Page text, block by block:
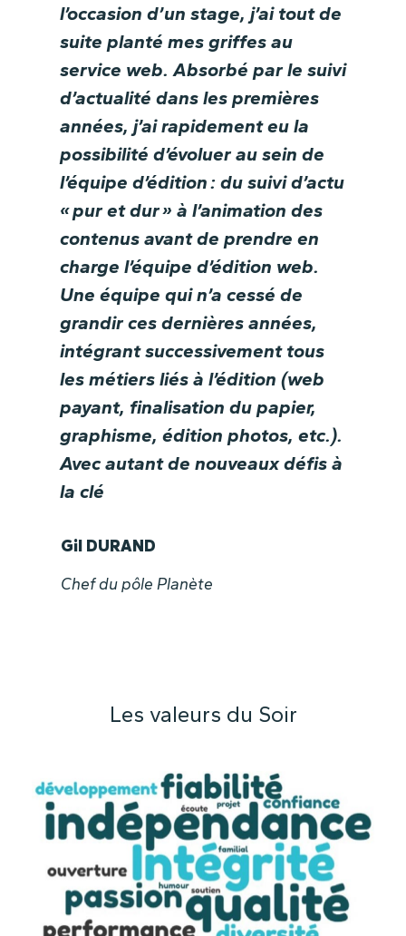
l’occasion d’un stage, j’ai tout de
suite planté mes griffes au
service web. Absorbé par le suivi
d’actualité dans les premières
années, j’ai rapidement eu la
possibilité d’évoluer au sein de
l’équipe d’édition : du suivi d’actu
« pur et dur » à l’animation des
contenus avant de prendre en
charge l’équipe d’édition web.
Une équipe qui n’a cessé de
grandir ces dernières années,
intégrant successivement tous
les métiers liés à l’édition (web
payant, finalisation du papier,
graphisme, édition photos, etc.).
Avec autant de nouveaux défis à
la clé
Gil DURAND
Chef du pôle Planète
Les valeurs du Soir